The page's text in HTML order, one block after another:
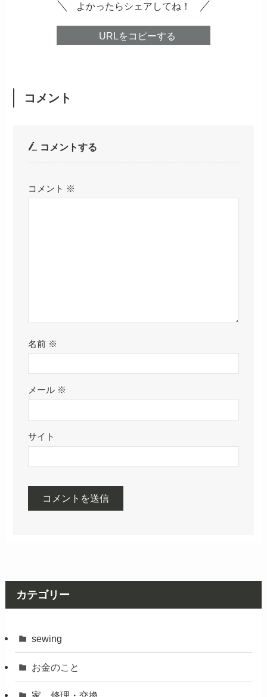
よかったらシェアしてね！
URLをコピーする
コメント
コメントする
コメント ※
名前 ※
メール ※
サイト
カテゴリー
sewing
お金のこと